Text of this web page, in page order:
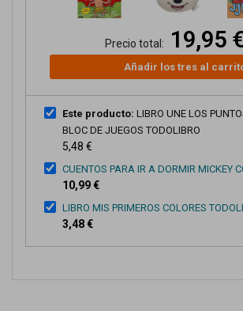
Precio total: 19,95
Añadir los tres al
Este producto: LIBRO UNE LOS
BLOC DE JUEGOS TODOLIBRO
5,48 €
CUENTOS PARA IR A DORMIR MICKEY
10,99 €
LIBRO MIS PRIMEROS COLORES
3,48 €